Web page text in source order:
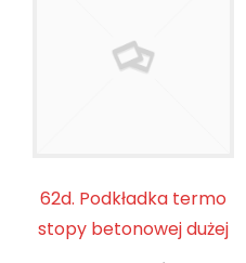
62d. Podkładka termo
stopy betonowej dużej